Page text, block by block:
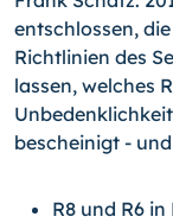
entschlossen,
Richtlinien des
lassen, welches
bescheinigt -
R8 und R6